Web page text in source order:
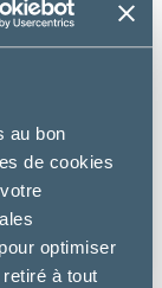
au bon
de cookies
optimiser
à tout